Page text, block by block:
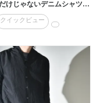
カジュアルだけじゃないデニムシャツ×スウェットパンツ
クイックビュー